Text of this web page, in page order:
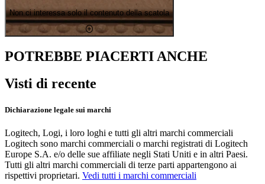
Non ci interessa solo il contenuto della scatola
POTREBBE PIACERTI ANCHE
Visti di recente
Dichiarazione legale sui marchi
Logitech, Logi, i loro loghi e tutti gli altri marchi commerciali
Logitech sono marchi commerciali o marchi registrati di Logitech
Europe S.A. e/o delle sue affiliate negli Stati Uniti e in altri Paesi.
Tutti gli altri marchi commerciali di terze parti appartengono ai
rispettivi proprietari. Vedi tutti i marchi commerciali